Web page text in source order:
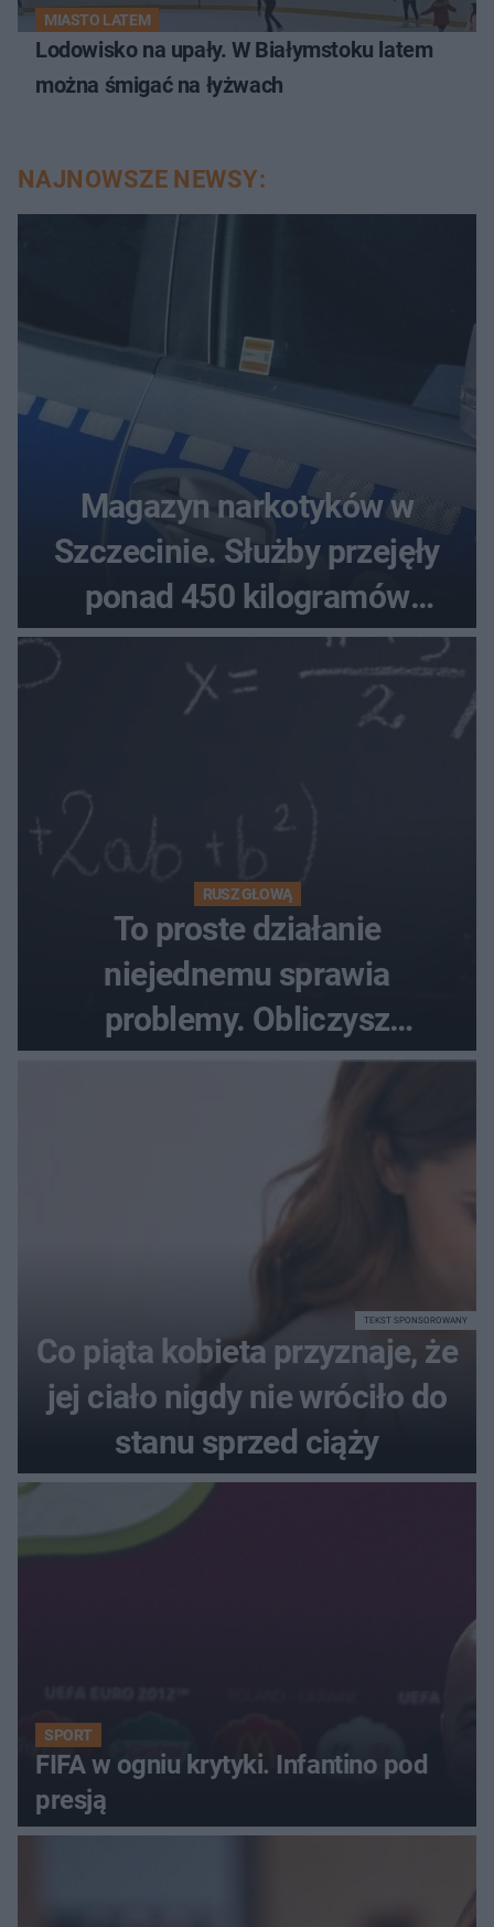
MIASTO LATEM
Lodowisko na upały. W Białymstoku latem
można śmigać na łyżwach
NAJNOWSZE NEWSY:
Magazyn narkotyków w
Szczecinie. Służby przejęły
ponad 450 kilogramów
towaru
RUSZ GŁOWĄ
To proste działanie
niejednemu sprawia
problemy. Obliczysz
poprawnie, ile to jest
Co piąta kobieta przyznaje, że
jej ciało nigdy nie wróciło do
stanu sprzed ciąży
TEKST SPONSOROWANY
SPORT
FIFA w ogniu krytyki. Infantino pod
presją